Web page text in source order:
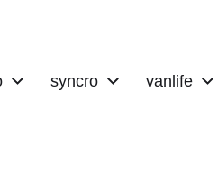
syncro vanlife